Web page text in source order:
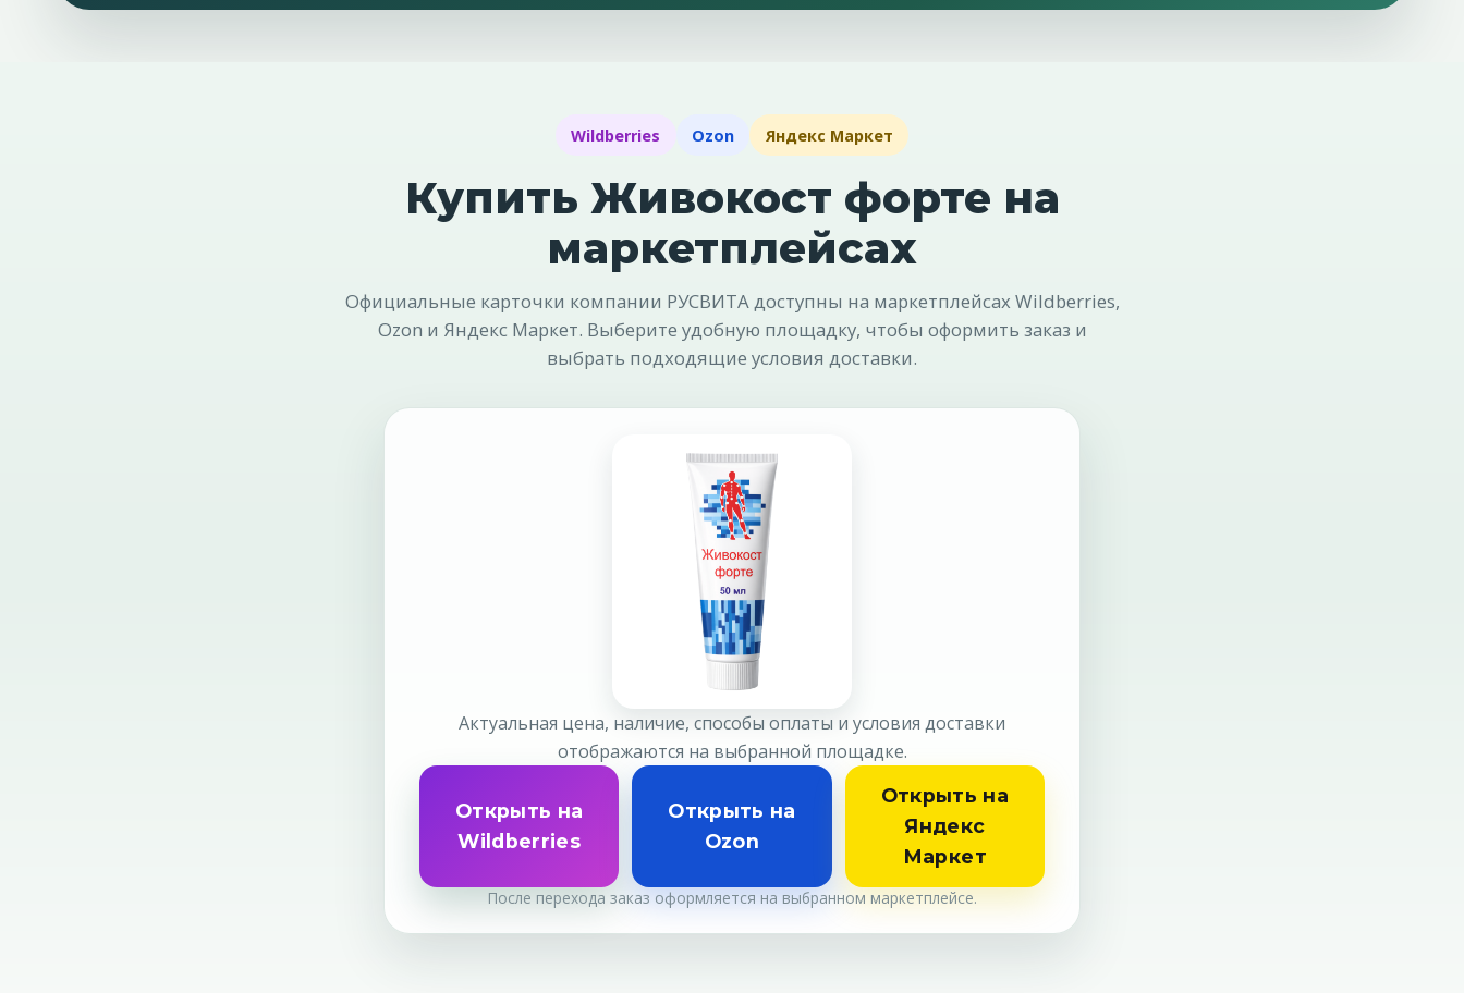
Wildberries Ozon Яндекс Маркет
Купить Живокост форте на
маркетплейсах
Официальные карточки компании РУСВИТА доступны на маркетплейсах Wildberries,
Ozon и Яндекс Маркет. Выберите удобную площадку, чтобы оформить заказ и
выбрать подходящие условия доставки.
Актуальная цена, наличие, способы оплаты и условия доставки
отображаются на выбранной площадке.
Открыть на
Wildberries
Открыть на
Ozon
Открыть на
Яндекс
Маркет
После перехода заказ оформляется на выбранном маркетплейсе.